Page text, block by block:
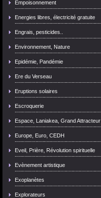
Empoisonnement
Energies libres, électricité gratuite
Engrais, pesticides..
Environnement, Nature
Epidémie, Pandémie
Ere du Verseau
Eruptions solaires
Escroquerie
Espace, Laniakea, Grand Attracteur
Europe, Euro, CEDH
Eveil, Prière, Révolution spirituelle
Evènement artistique
Exoplanètes
Explorateurs